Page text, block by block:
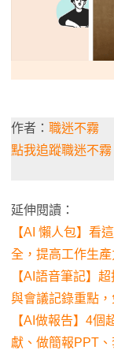
作者： 職迷不霧
點我追蹤職迷不霧
延伸閱讀：
【AI 懶人包】看
全，提高工作生
【AI語音筆記】
與會議記錄重點
【AI做報告】4
獻、做簡報PPT